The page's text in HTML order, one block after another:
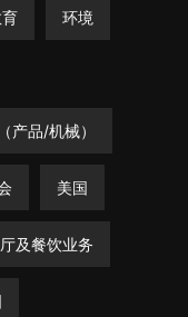
环境
产品/机械）
美国
及餐饮业务